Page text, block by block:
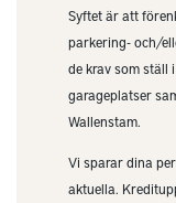
Syftet är att
parkering- och/
de krav som ställ
garageplatser
Wallenstam.
Vi sparar dina
aktuella.